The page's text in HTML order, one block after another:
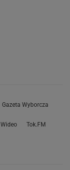
Gazeta Wyborcza
Wideo Tok.FM